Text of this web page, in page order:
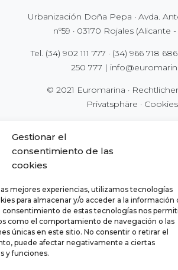
Gestionar el
consentimiento de las
cookies
mejores experiencias, utilizamos tecnologías
para almacenar y/o acceder a la información
consentimiento de estas tecnologías nos
como el comportamiento de navegación o las
únicas en este sitio. No consentir o retirar el
puede afectar negativamente a ciertas
y funciones.
Urbanización Doña Pepa · Avda.
nº59 · 03170 Rojales (Alicante
Tel. (34) 902 111 777 · (34) 966 718 686
250 777 |
© 2021 Euromarina ·
Privatsphäre · Cookies
Die Informationen über die Häuser